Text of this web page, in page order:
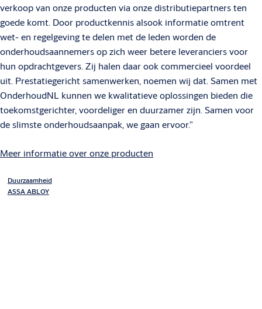
verkoop van onze producten via onze distributiepartners ten
goede komt. Door productkennis alsook informatie omtrent
wet- en regelgeving te delen met de leden worden de
onderhoudsaannemers op zich weer betere leveranciers voor
hun opdrachtgevers. Zij halen daar ook commercieel voordeel
uit. Prestatiegericht samenwerken, noemen wij dat. Samen met
OnderhoudNL kunnen we kwalitatieve oplossingen bieden die
toekomstgerichter, voordeliger en duurzamer zijn. Samen voor
de slimste onderhoudsaanpak, we gaan ervoor.”
Meer informatie over onze producten
Duurzaamheid
ASSA ABLOY